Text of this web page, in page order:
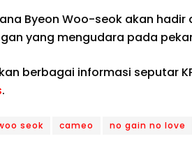
Byeon Woo-seok akan hadir
yang mengudara pada
berbagai informasi seputar
.
seok cameo no gain no love